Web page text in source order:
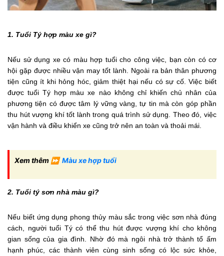
1. Tuổi Tý hợp màu xe gì?
Nếu sử dụng xe có màu hợp tuổi cho công việc, bạn còn có cơ
hội gặp được nhiều vận may tốt lành. Ngoài ra bản thân phương
tiện cũng ít khi hỏng hóc, giảm thiệt hại nếu có sự cố. Việc biết
được tuổi Tý hợp màu xe nào không chỉ khiến chủ nhân của
phương tiện có được tâm lý vững vàng, tự tin mà còn góp phần
thu hút vượng khí tốt lành trong quá trình sử dụng. Theo đó, việc
vận hành và điều khiển xe cũng trở nên an toàn và thoải mái.
Xem thêm ⏩Màu xe hợp tuổi
2. Tuổi tý sơn nhà màu gì?
Nếu biết ứng dụng phong thủy màu sắc trong việc sơn nhà đúng
cách, người tuổi Tý có thể thu hút được vượng khí cho không
gian sống của gia đình. Nhờ đó mà ngôi nhà trở thành tổ ấm
hạnh phúc, các thành viên cùng sinh sống có lộc sức khỏe,